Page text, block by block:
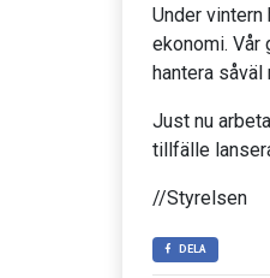
Under
ekonomi. Vår
hantera
Just nu
tillfälle
//Styrelsen
DELA